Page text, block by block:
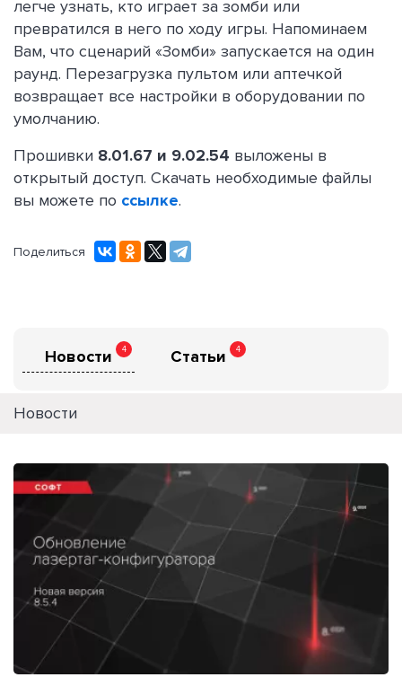
легче узнать, кто играет за зомби или
превратился в него по ходу игры. Напоминаем
Вам, что сценарий «Зомби» запускается на один
раунд. Перезагрузка пультом или аптечкой
возвращает все настройки в оборудовании по
умолчанию.
Прошивки 8.01.67 и 9.02.54 выложены в
открытый доступ. Скачать необходимые файлы
вы можете по ссылке.
Поделиться
Новости 4 Статьи 4
Новости